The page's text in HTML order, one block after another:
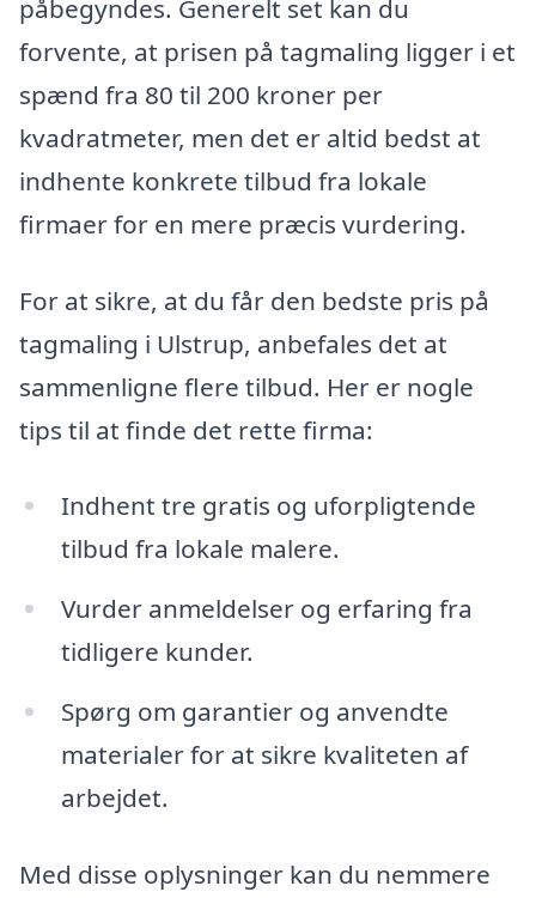
påbegyndes. Generelt set kan du
forvente, at prisen på tagmaling ligger i et
spænd fra 80 til 200 kroner per
kvadratmeter, men det er altid bedst at
indhente konkrete tilbud fra lokale
firmaer for en mere præcis vurdering.
For at sikre, at du får den bedste pris på
tagmaling i Ulstrup, anbefales det at
sammenligne flere tilbud. Her er nogle
tips til at finde det rette firma:
Indhent tre gratis og uforpligtende
tilbud fra lokale malere.
Vurder anmeldelser og erfaring fra
tidligere kunder.
Spørg om garantier og anvendte
materialer for at sikre kvaliteten af
arbejdet.
Med disse oplysninger kan du nemmere